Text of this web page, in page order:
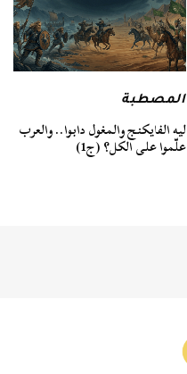
المصطبة
ليه الفايكنج والمغول دابوا.. والعرب
علّموا على الكل؟ (ج1)